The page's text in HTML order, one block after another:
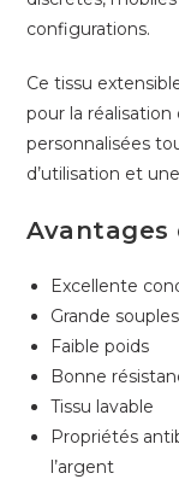
configurations.
Ce tissu
pour la
personnalisées
d’utilisation et
Avantages
Excellente
Grande
Faible poids
Bonne
Tissu lavable
Propriétés
l’argent